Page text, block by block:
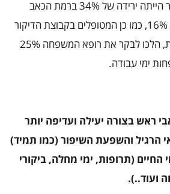
נמצא כי בקבוצת הדיקור הייתה ירידה של 34% ברמת הכאב
לעומת קבוצת הביקורת 16%, כמו כן המטופלים בקבוצת הדיקור
צרכו 15% פחות תרופות, הלכו לבקר את רופא המשפחה 25%
ראש בצורה יעילה ועדיפה יותר
הרגיל והשפעת השיפור (כמו תמיד)
(תרופות, ימי מחלה, ביקורי
ועוד..).